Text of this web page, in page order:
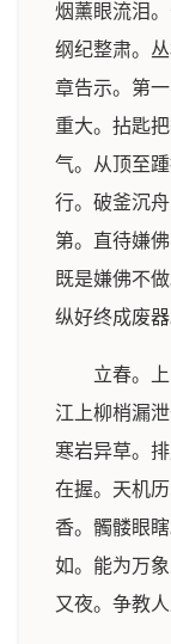
烟薰眼流泪
纲纪整肃。
章告示。第
重大。拈匙
气。从顶至
行。破釜沉
第。直待嫌
既是嫌佛不
纵好终成废器
立春。
江上柳梢漏
寒岩异草。
在握。天机
香。髑髅眼
如。能为万
又夜。争教人